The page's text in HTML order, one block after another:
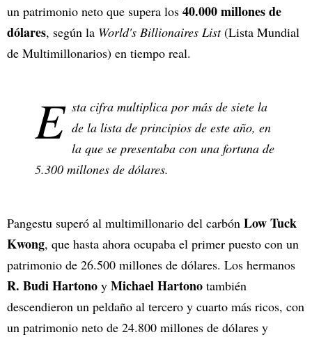
un patrimonio neto que supera los 40.000 millones de
dólares, según la World's Billionaires List(Lista Mundial
de Multimillonarios) en tiempo real.
E sta cifra multiplica por más de siete la
de la lista de principios de este año, en
la que se presentaba con una fortuna de
5.300 millones de dólares.
Pangestu superó al multimillonario del carbón Low Tuck
Kwong, que hasta ahora ocupaba el primer puesto con un
patrimonio de 26.500 millones de dólares. Los hermanos
R. Budi Hartono y Michael Hartono también
descendieron un peldaño al tercero y cuarto más ricos, con
un patrimonio neto de 24.800 millones de dólares y